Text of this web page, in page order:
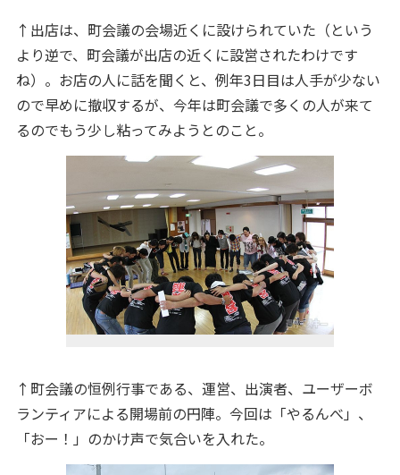
↑出店は、町会議の会場近くに設けられていた（という
より逆で、町会議が出店の近くに設営されたわけです
ね）。お店の人に話を聞くと、例年3日目は人手が少ない
ので早めに撤収するが、今年は町会議で多くの人が来て
るのでもう少し粘ってみようとのこと。
↑町会議の恒例行事である、運営、出演者、ユーザーボ
ランティアによる開場前の円陣。今回は「やるんべ」、
「おー！」のかけ声で気合いを入れた。